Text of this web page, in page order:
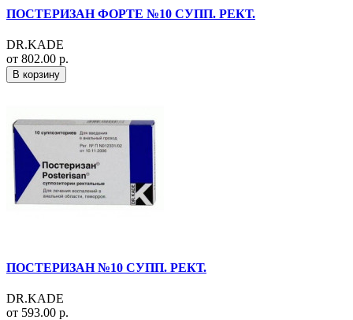
ПОСТЕРИЗАН ФОРТЕ №10 СУПП. РЕКТ.
DR.KADE
от 802.00 р.
В корзину
ПОСТЕРИЗАН №10 СУПП. РЕКТ.
DR.KADE
от 593.00 р.